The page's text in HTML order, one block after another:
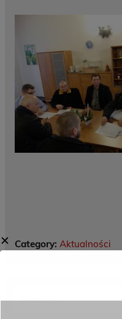
Category: Aktualności
✕